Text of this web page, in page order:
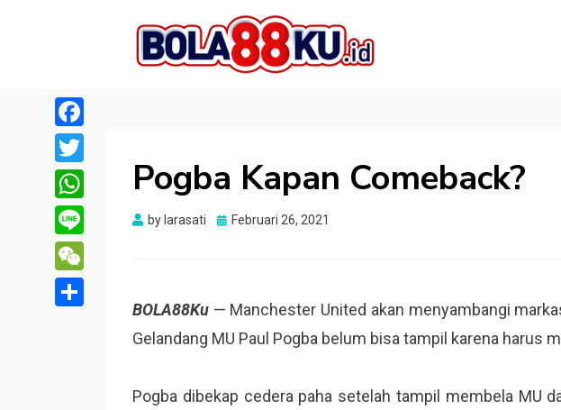
Pogba Kapan Comeback?
by larasati
Posted
Februari 26, 2021
BOLA88Ku — Manchester United akan menyambangi
Gelandang MU Paul Pogba belum bisa tampil karena harus
Pogba dibekap cedera paha setelah tampil membela MU
Facebook
Twitter
WhatsApp
Line
WeChat